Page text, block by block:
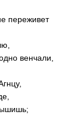
переживет
венчали,